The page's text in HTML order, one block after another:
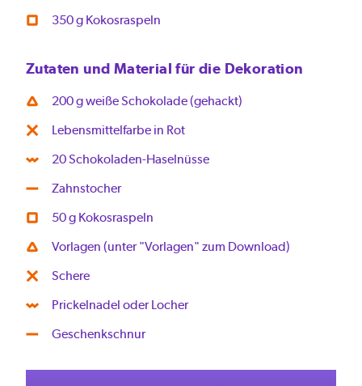
350 g Kokosraspeln
Zutaten und Material für die Dekoration
200 g weiße Schokolade (gehackt)
Lebensmittelfarbe in Rot
20 Schokoladen-Haselnüsse
Zahnstocher
50 g Kokosraspeln
Vorlagen (unter "Vorlagen" zum Download)
Schere
Prickelnadel oder Locher
Geschenkschnur